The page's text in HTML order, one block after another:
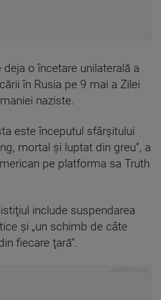
o încetare unilaterală a
în Rusia pe 9 mai a Zilei
naziste.
este începutul sfârşitului
mortal şi luptat din greu”, a
pe platforma sa Truth
include suspendarea
şi „un schimb de câte
fiecare ţară”.